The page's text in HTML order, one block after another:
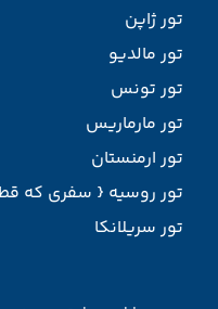
تور ژاپن
تور مالدیو
تور تونس
تور مارماریس
تور ارمنستان
تور روسیه { سفری که
تور سریلانکا